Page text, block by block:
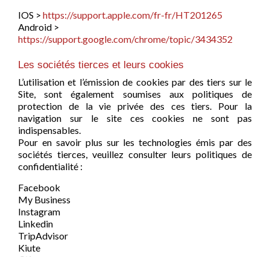
IOS > https://support.apple.com/fr-fr/HT201265
Android >
https://support.google.com/chrome/topic/3434352
Les sociétés tierces et leurs cookies
L’utilisation et l’émission de cookies par des tiers sur le
Site, sont également soumises aux politiques de
protection de la vie privée des ces tiers. Pour la
navigation sur le site ces cookies ne sont pas
indispensables.
Pour en savoir plus sur les technologies émis par des
sociétés tierces, veuillez consulter leurs politiques de
confidentialité :
Facebook
My Business
Instagram
Linkedin
TripAdvisor
Kiute